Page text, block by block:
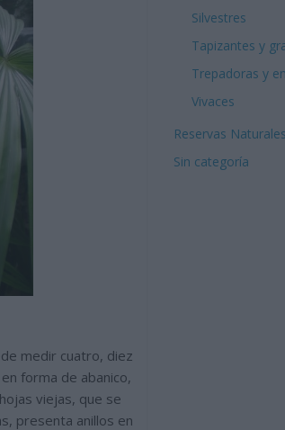
medir cuatro, diez
forma de abanico,
viejas, que se
presenta anillos en
Silvestres
Tapizantes y
Trepadoras y
Vivaces
Reservas Naturales
Sin categoría